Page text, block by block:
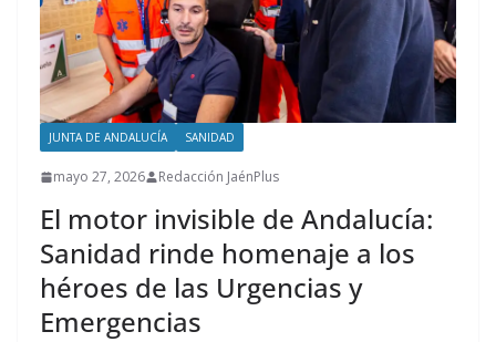
JUNTA DE ANDALUCÍA SANIDAD
mayo 27, 2026 Redacción JaénPlus
El motor invisible de Andalucía:
Sanidad rinde homenaje a los
héroes de las Urgencias y
Emergencias